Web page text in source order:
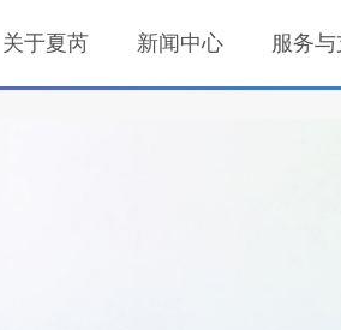
同时也可以帮助个人或组织了解是否有
绍一些常见的毒品检测方法。
关于夏芮 新闻中心 服务